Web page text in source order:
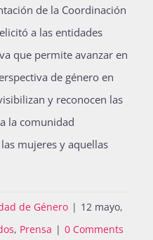
de la Coordinación
a las entidades
que permite avanzar en
de género en
y reconocen las
la comunidad
mujeres y aquellas
de Género | 12 mayo,
, Prensa | 0 Comments